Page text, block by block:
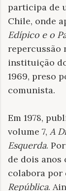
participa de
Chile, onde
Edípico e o
repercussão
instituição
1969, preso
comunista.
Em 1978,
volume 7, A
Esquerda.
de dois anos
colabora por
República.